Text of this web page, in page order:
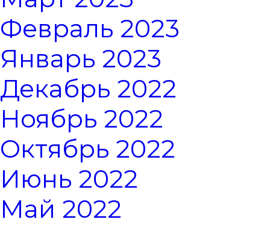
Февраль 2023
Январь 2023
Декабрь 2022
Ноябрь 2022
Октябрь 2022
Июнь 2022
Май 2022